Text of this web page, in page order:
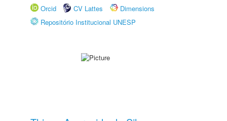
Orcid
CV Lattes
Dimensions
Repositório Institucional UNESP